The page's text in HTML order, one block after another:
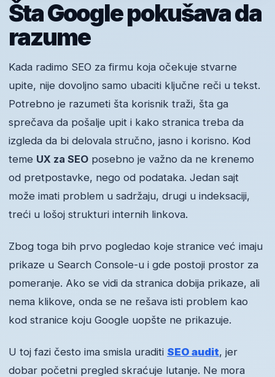
Šta Google pokušava da
razume
Kada radimo SEO za firmu koja očekuje stvarne
upite, nije dovoljno samo ubaciti ključne reči u tekst.
Potrebno je razumeti šta korisnik traži, šta ga
sprečava da pošalje upit i kako stranica treba da
izgleda da bi delovala stručno, jasno i korisno. Kod
teme UX za SEO posebno je važno da ne krenemo
od pretpostavke, nego od podataka. Jedan sajt
može imati problem u sadržaju, drugi u indeksaciji,
treći u lošoj strukturi internih linkova.
Zbog toga bih prvo pogledao koje stranice već imaju
prikaze u Search Console-u i gde postoji prostor za
pomeranje. Ako se vidi da stranica dobija prikaze, ali
nema klikove, onda se ne rešava isti problem kao
kod stranice koju Google uopšte ne prikazuje.
U toj fazi često ima smisla uraditi SEO audit, jer
dobar početni pregled skraćuje lutanje. Ne mora